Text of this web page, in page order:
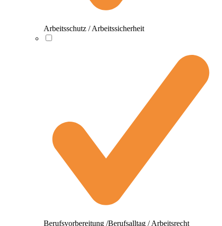
Arbeitsschutz / Arbeitssicherheit
Berufsvorbereitung /Berufsalltag / Arbeitsrecht